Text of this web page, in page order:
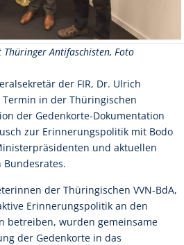
Antifaschisten, Foto
der FIR, Dr. Ulrich
in der Thüringischen
der Gedenkorte-Dokumentation
zur Erinnerungspolitik mit Bodo
und aktuellen
Bundesrates.
der Thüringischen VVN-BdA,
Erinnerungspolitik an den
betreiben, wurden gemeinsame
der Gedenkorte in das